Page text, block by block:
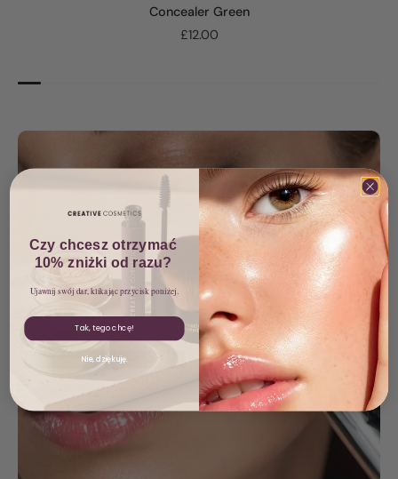
Concealer Green
£12.00
Czy chcesz otrzymać
10% zniżki od razu?
Ujawnij swój dar, klikając przycisk poniżej.
Tak, tego chcę!
Nie, dziękuję.